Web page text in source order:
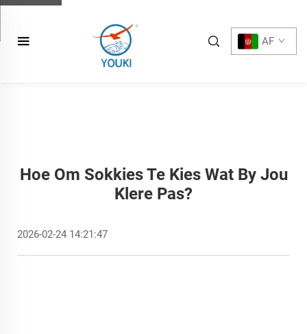
AF
Hoe Om Sokkies Te Kies Wat By Jou
Klere Pas?
2026-02-24 14:21:47